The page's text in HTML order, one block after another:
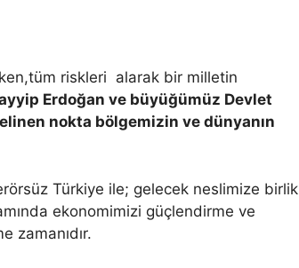
riskleri alarak bir milletin
Erdoğan ve büyüğümüz Devlet
nokta bölgemizin ve dünyanın
Türkiye ile; gelecek neslimize birlik
ekonomimizi güçlendirme ve
zamanıdır.